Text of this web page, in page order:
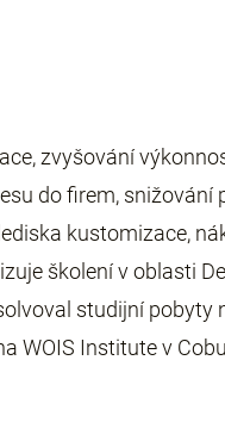
zvyšování
do firem, snižování
kustomizace,
školení v oblasti
studijní pobyty
WOIS Institute v